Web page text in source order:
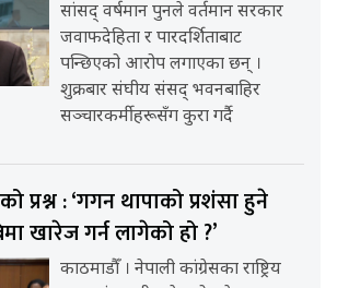
सांसद् वर्षमान पुनले वर्तमान सरकार
जवाफदेहिता र पारदर्शिताबाट
पन्छिएको आरोप लगाएका छन् ।
शुक्रबार संघीय संसद् भवनबाहिर
सञ्चारकर्मीहरूसँग कुरा गर्दै
प्रश्न : ‘गगन थापाको प्रशंसा हुने
खारेज गर्न लागेको हो ?’
काठमाडौँ । नेपाली कांग्रेसका राष्ट्रिय